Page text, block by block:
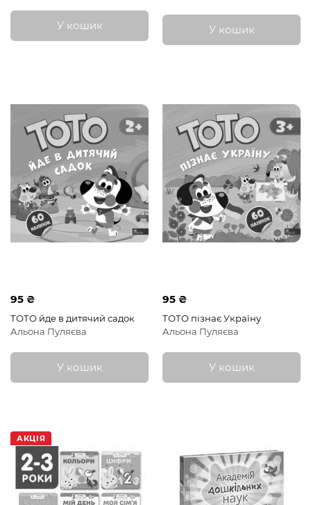
У кошик У кошик
95 ₴
ТОТО йде в дитячий садок
Альона Пуляєва
У кошик
95 ₴
ТОТО пізнає Україну
Альона Пуляєва
У кошик
АКЦІЯ